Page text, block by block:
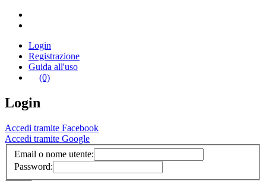
Login
Registrazione
Guida all'uso
(0)
Login
Accedi tramite Facebook
Accedi tramite Google
Email o nome utente:
Password: